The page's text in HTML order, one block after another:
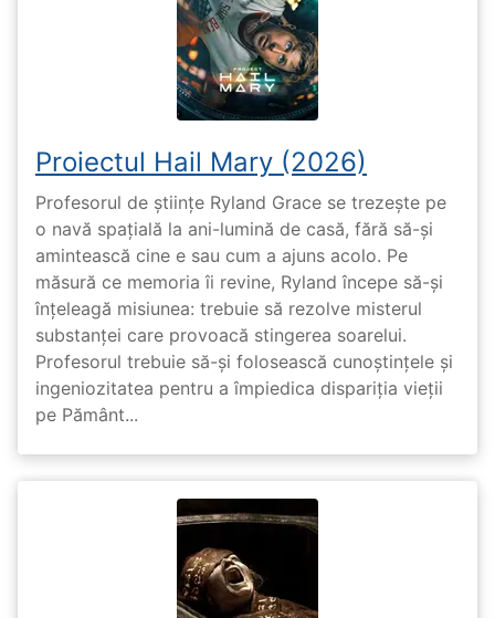
Proiectul Hail Mary (2026)
Profesorul de științe Ryland Grace se trezește pe
o navă spațială la ani-lumină de casă, fără să-și
amintească cine e sau cum a ajuns acolo. Pe
măsură ce memoria îi revine, Ryland începe să-și
înțeleagă misiunea: trebuie să rezolve misterul
substanței care provoacă stingerea soarelui.
Profesorul trebuie să-și folosească cunoștințele și
ingeniozitatea pentru a împiedica dispariția vieții
pe Pământ...